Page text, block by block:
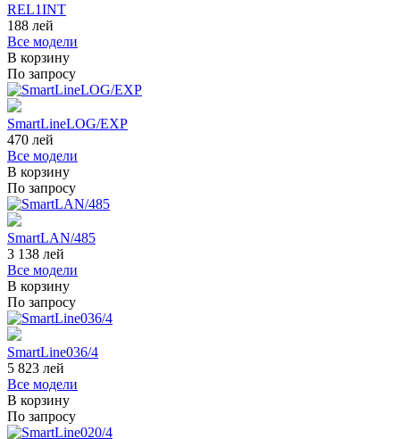
REL1INT
188 лей
Все модели
В корзину
По запросу
SmartLineLOG/EXP
470 лей
Все модели
В корзину
По запросу
SmartLAN/485
3 138 лей
Все модели
В корзину
По запросу
SmartLine036/4
5 823 лей
Все модели
В корзину
По запросу